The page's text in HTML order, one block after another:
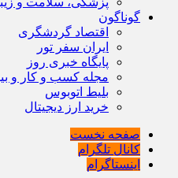
گوناگون
اقتصاد گردشگری
ایران سفر تور
پایگاه خبری روز
مجله کسب و کار و
بلیط اتوبوس
خرید ارز دیجیتال
صفحه نخست
کانال تلگرام
اینستاگرام